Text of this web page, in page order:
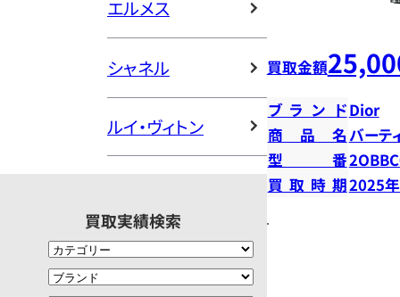
エルメス
シャネル
ルイ・ヴィトン
買取実績検索
買取金額
ブランドDior
商品名バーテ
型番
買取時期2025